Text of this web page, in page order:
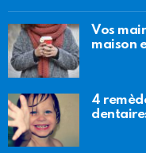
Vos
maison
4